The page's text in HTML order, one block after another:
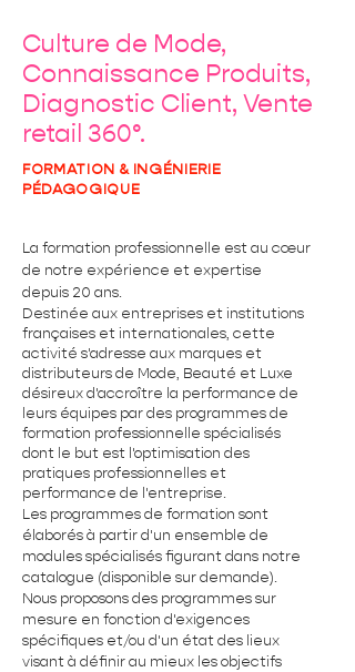
Culture de Mode,
Connaissance Produits,
Diagnostic Client, Vente
retail 360°.
FORMATION & INGÉNIERIE
PÉDAGOGIQUE
La formation professionnelle est au cœur
de notre expérience et expertise
depuis 20 ans.
Destinée aux entreprises et institutions
françaises et internationales, cette
activité s'adresse aux marques et
distributeurs de Mode, Beauté et Luxe
désireux d'accroître la performance de
leurs équipes par des programmes de
formation professionnelle spécialisés
dont le but est l'optimisation des
pratiques professionnelles et
performance de l'entreprise.
Les programmes de formation sont
élaborés à partir d'un ensemble de
modules spécialisés figurant dans notre
catalogue (disponible sur demande).
Nous proposons des programmes sur
mesure en fonction d'exigences
spécifiques et/ou d'un état des lieux
visant à définir au mieux les objectifs